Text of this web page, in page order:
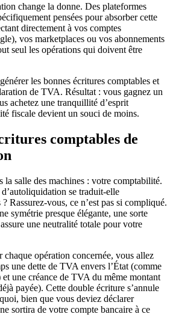
change la donne. Des plateformes
pensées pour absorber cette
directement à vos comptes
vos marketplaces ou vos abonnements
seul les opérations qui doivent être
les bonnes écritures comptables et
de TVA. Résultat : vous gagnez un
achetez une tranquillité d’esprit
fiscale devient un souci de moins.
comptables de
la salle des machines : votre comptabilité.
se traduit-elle
Rassurez-vous, ce n’est pas si compliqué.
symétrie presque élégante, une sorte
une neutralité totale pour votre
chaque opération concernée, vous allez
une dette de TVA envers l’État (comme
une créance de TVA du même montant
payée). Cette double écriture s’annule
bien que vous deviez déclarer
sortira de votre compte bancaire à ce